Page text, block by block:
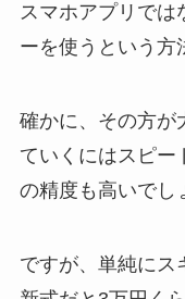
スマホアプリでは
ーを使うという方
確かに、その方が
ていくにはスピー
の精度も高いでし
ですが、単純にス